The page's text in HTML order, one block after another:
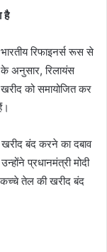
है
रिफाइनर्स रूस से
अनुसार, रिलायंस
को समायोजित कर
बंद करने का दबाव
प्रधानमंत्री मोदी
तेल की खरीद बंद